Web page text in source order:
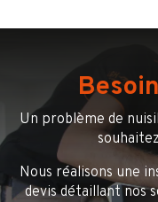
Un problème de
Nous réalisons une
devis détaillant nos